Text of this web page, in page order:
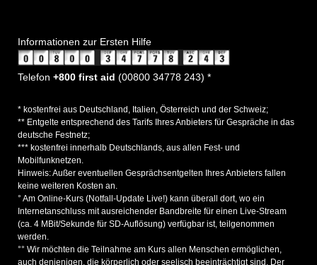
Informationen zur Ersten Hilfe
Telefon+800 first aid (00800 34778 243) *
* kostenfrei aus Deutschland, Italien, Österreich und der Schweiz;
** Entgelte entsprechend des Tarifs Ihres Anbieters für Gespräche in das
deutsche Festnetz;
*** kostenfrei innerhalb Deutschlands, aus allen Fest- und
Mobilfunknetzen.
Hinweis: Außer eventuellen Gesprächsentgelten Ihres Anbieters fallen
keine weiteren Kosten an.
° Am Online-Kurs (Notfall-Update Live!) kann überall dort, wo ein
Internetanschluss mit ausreichender Bandbreite für einen Live-Stream
(ca. 4 MBit/Sekunde für SD-Auflösung) verfügbar ist, teilgenommen
werden.
°° Wir möchten die Teilnahme am Kurs allen Menschen ermöglichen,
auch denjenigen, die körperlich oder seelisch beeinträchtigt sind. Der